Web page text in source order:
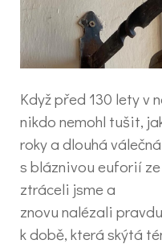
Když před 130 lety v
nikdo nemohl tušit,
roky a dlouhá
s bláznivou euforií
ztráceli jsme a
znovu nalézali
k době, která skýtá